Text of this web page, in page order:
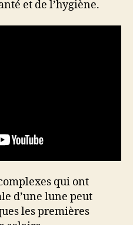
et de l’hygiène.
qui ont
d’une lune peut
les premières